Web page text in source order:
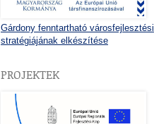
Gárdony fenntartható városfejlesztési
stratégiájának elkészítése
PROJEKTEK